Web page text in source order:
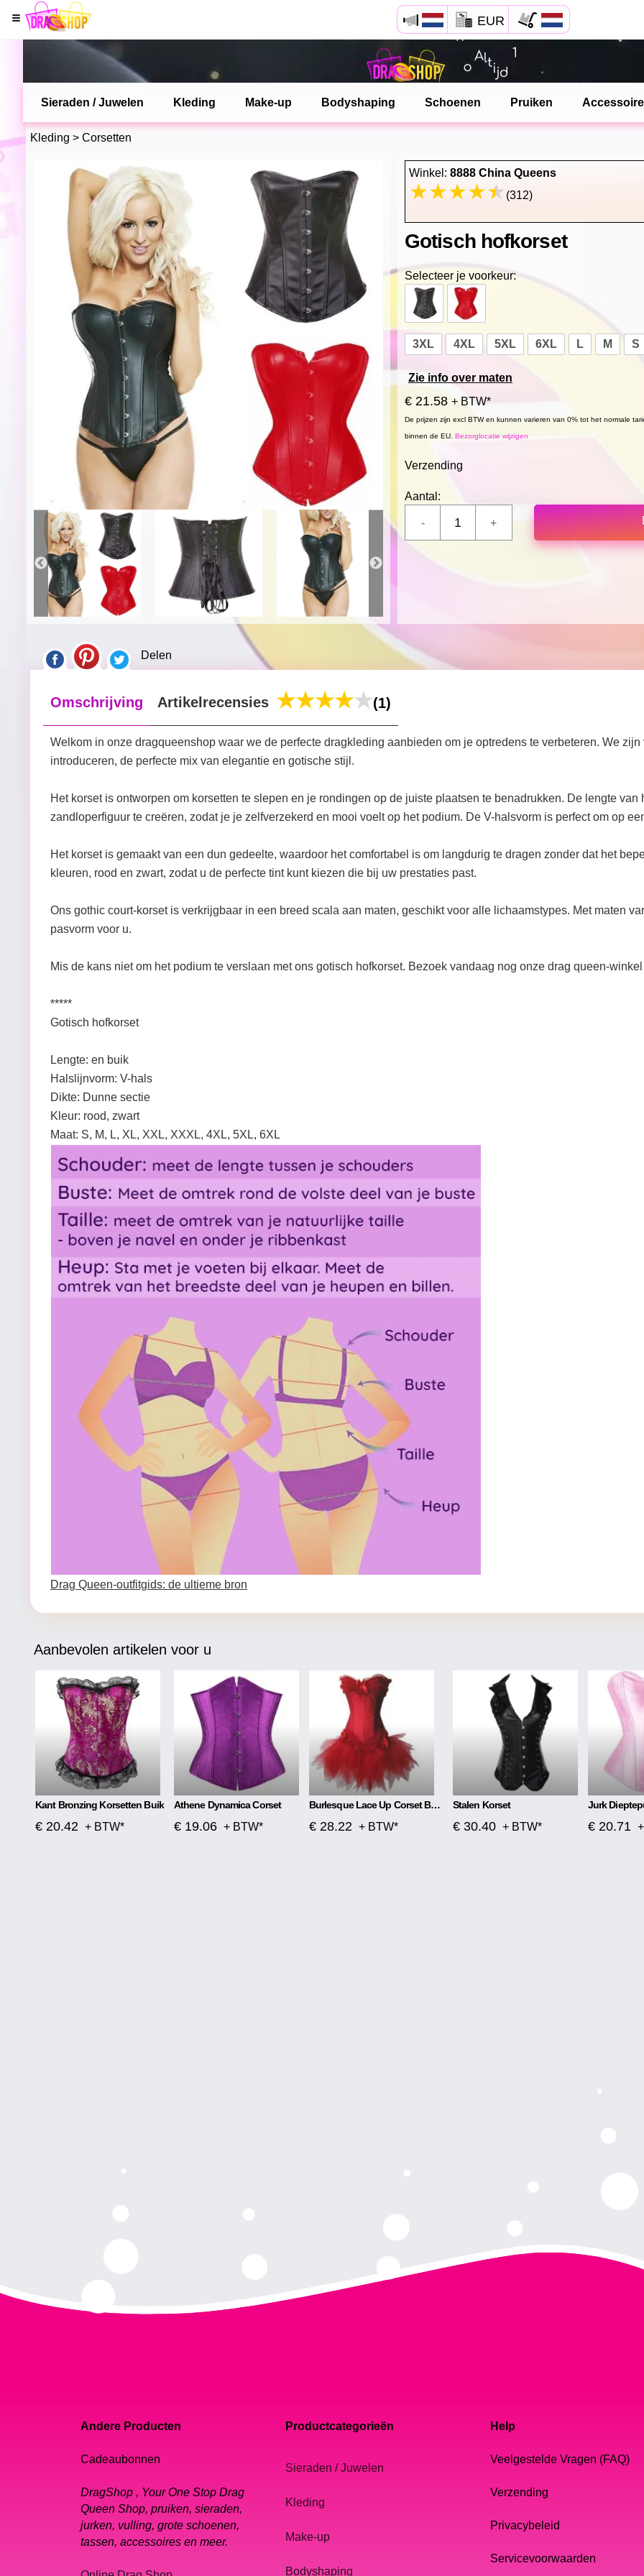
EUR
Sieraden / Juwelen Kleding Make-up Bodyshaping Schoenen Pruiken
Kleding > Corsetten
Winkel: 8888 China Queens
(312)
Gotisch hofkorset
Selecteer je voorkeur:
3XL 4XL 5XL 6XL L M S
Zie info over maten
€ 21.58 + BTW*
De prijzen zijn excl BTW en kunnen varieren van 0% tot het normale
binnen de EU. Bezorglocatie wijzigen
Verzending
Aantal:
Delen
Omschrijving Artikelrecensies (1)
Welkom in onze dragqueenshop waar we de perfecte dragkleding aanbieden om je optredens te verbeteren. We
introduceren, de perfecte mix van elegantie en gotische stijl.
Het korset is ontworpen om korsetten te slepen en je rondingen op de juiste plaatsen te benadrukken. De lengte
zandloperfiguur te creëren, zodat je je zelfverzekerd en mooi voelt op het podium. De V-halsvorm is perfect om op
Het korset is gemaakt van een dun gedeelte, waardoor het comfortabel is om langdurig te dragen zonder dat het
kleuren, rood en zwart, zodat u de perfecte tint kunt kiezen die bij uw prestaties past.
Ons gothic court-korset is verkrijgbaar in een breed scala aan maten, geschikt voor alle lichaamstypes. Met maten
pasvorm voor u.
Mis de kans niet om het podium te verslaan met ons gotisch hofkorset. Bezoek vandaag nog onze drag queen-
*****
Gotisch hofkorset
Lengte: en buik
Halslijnvorm: V-hals
Dikte: Dunne sectie
Kleur: rood, zwart
Maat: S, M, L, XL, XXL, XXXL, 4XL, 5XL, 6XL
Drag Queen-outfitgids: de ultieme bron
Aanbevolen artikelen voor u
Kant Bronzing Korsetten Buik
€ 20.42 + BTW*
Athene Dynamica Corset
€ 19.06 + BTW*
Burlesque Lace Up Corset Bustier TUTU Rok Lolita FANCY
€ 28.22 + BTW*
Stalen Korset
€ 30.40 + BTW* € 20.71
Open Safari menu.
of klik de safari knop zoals hiernaast getoont
en klik TOEVOEGEN AAN BUREAUBLAD
Andere Producten
Cadeaubonnen
DragShop , Your One Stop Drag
Queen Shop, pruiken, sieraden,
jurken, vulling, grote schoenen,
tassen, accessoires en meer.
Productcategorieën
Sieraden / Juwelen
Kleding
Make-up
Bodyshaping
Help
Veelgestelde Vragen (FAQ)
Verzending
Privacybeleid
Servicevoorwaarden